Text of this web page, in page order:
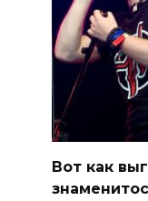
Вот как